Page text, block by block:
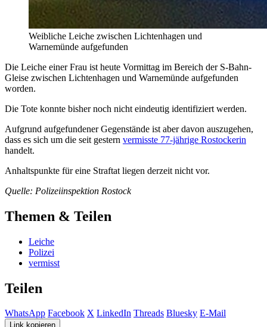
Weibliche Leiche zwischen Lichtenhagen und
Warnemünde aufgefunden
Die Leiche einer Frau ist heute Vormittag im Bereich der S-Bahn-
Gleise zwischen Lichtenhagen und Warnemünde aufgefunden
worden.
Die Tote konnte bisher noch nicht eindeutig identifiziert werden.
Aufgrund aufgefundener Gegenstände ist aber davon auszugehen,
dass es sich um die seit gestern vermisste 77-jährige Rostockerin
handelt.
Anhaltspunkte für eine Straftat liegen derzeit nicht vor.
Quelle: Polizeiinspektion Rostock
Themen & Teilen
Leiche
Polizei
vermisst
Teilen
WhatsApp Facebook X LinkedIn Threads Bluesky E-Mail
Link kopieren